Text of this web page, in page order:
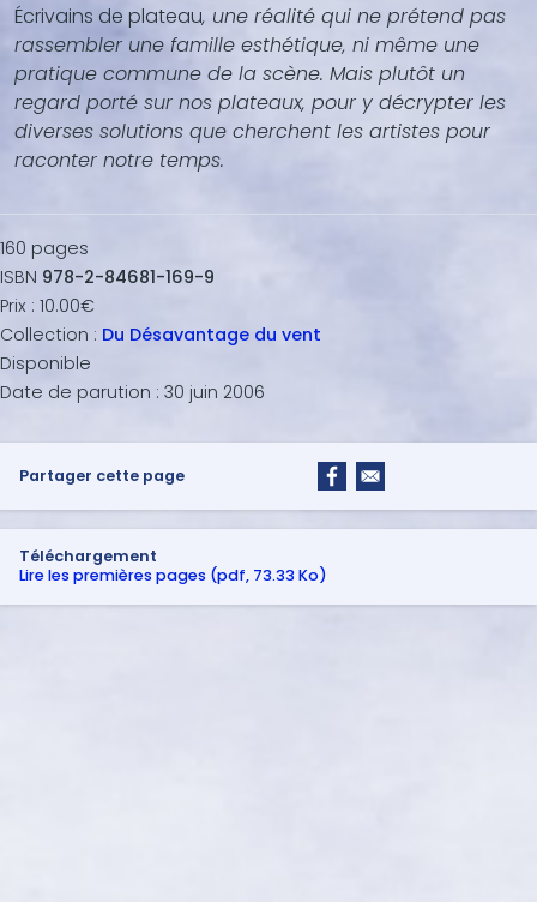
Écrivains de plateau‚ une réalité qui ne prétend pas
rassembler une famille esthétique‚ ni même une
pratique commune de la scène. Mais plutôt un
regard porté sur nos plateaux‚ pour y décrypter les
diverses solutions que cherchent les artistes pour
raconter notre temps.
160 pages
ISBN 978-2-84681-169-9
Prix : 10.00€
Collection : Du Désavantage du vent
Disponible
Date de parution : 30 juin 2006
Partager cette page
Téléchargement
Lire les premières pages (pdf, 73.33 Ko)